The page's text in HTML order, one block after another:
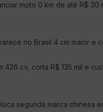
moto 0 km de até R$ 30
no Brasil 4 cm maior e
426 cv, corta R$ 135 mil e
segunda marca chinesa